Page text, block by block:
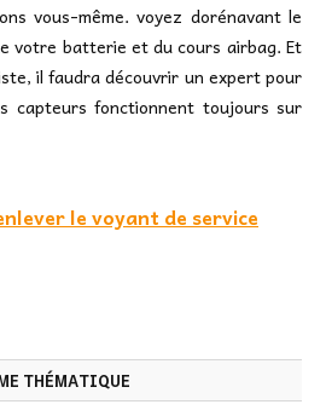
vous-même. voyez dorénavant le
votre batterie et du cours airbag. Et
il faudra découvrir un expert pour
capteurs fonctionnent toujours sur
le voyant de service
THÉMATIQUE